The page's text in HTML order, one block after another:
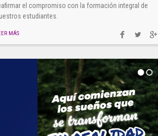
el compromiso con la formación integral de
estudiantes.
MÁS